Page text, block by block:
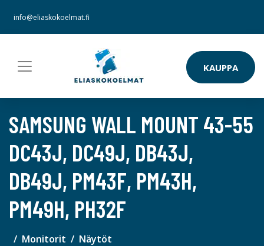
info@eliaskokoelmat.fi
KAUPPA
SAMSUNG WALL MOUNT 43-55
DC43J, DC49J, DB43J,
DB49J, PM43F, PM43H,
PM49H, PH32F
Monitorit Näytöt